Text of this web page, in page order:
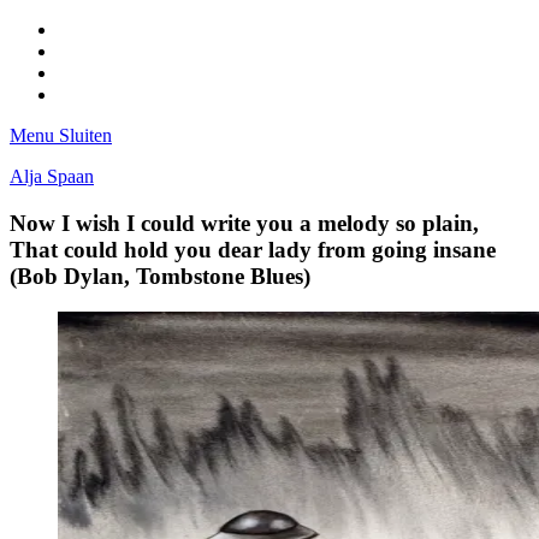
Menu Sluiten
Alja Spaan
Now I wish I could write you a melody so plain,
That could hold you dear lady from going insane
(Bob Dylan, Tombstone Blues)